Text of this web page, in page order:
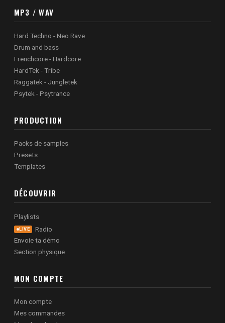
MP3 / WAV
Hard Techno - Neo Rave
Drum and bass
Frenchcore - Hardcore
HardTek - Tribe
Raggatek - Jungletek
Psytek - Psytrance
PRODUCTION
Packs de samples
Presets
Templates
DÉCOUVRIR
Playlists
LIVE
Radio
Envoie ta démo
Section physique
MON COMPTE
Mon compte
Mes commandes